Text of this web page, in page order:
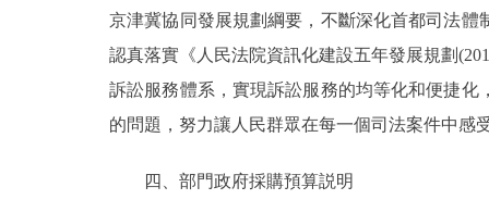
京津冀協同發展規劃綱要，不斷深化首都司法
認真落實《人民法院資訊化建設五年發展規劃
訴訟服務體系，實現訴訟服務的均等化和便捷
的問題，努力讓人民群眾在每一個司法案件中感
四、部門政府採購預算説明